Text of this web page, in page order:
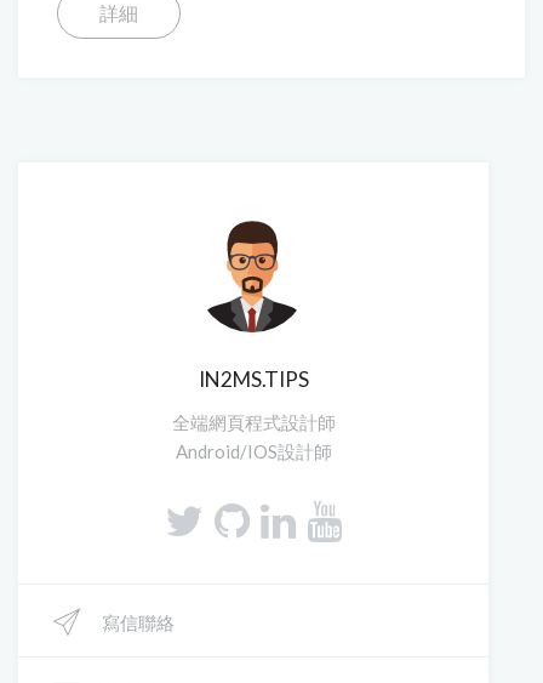
詳細
IN2MS.TIPS
全端網頁程式設計師
Android/IOS設計師
寫信聯絡